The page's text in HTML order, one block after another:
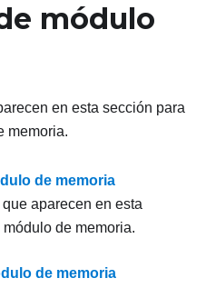
módulo
en esta sección para
memoria.
de memoria
aparecen en esta
de memoria.
de memoria